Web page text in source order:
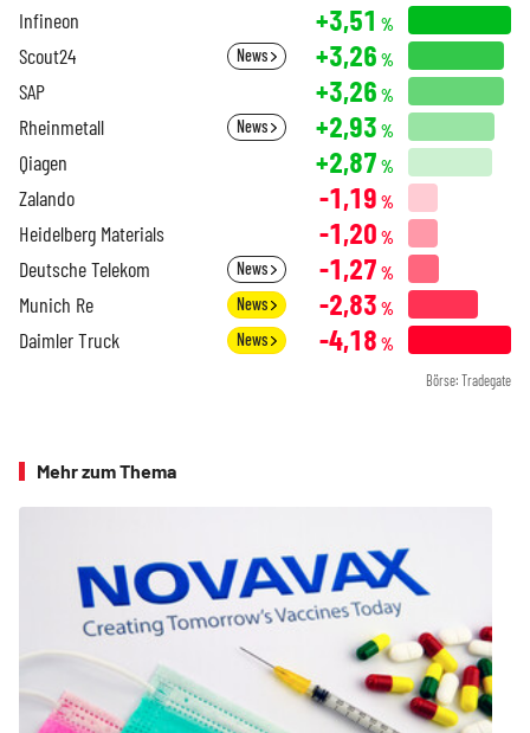
Infineon +3,51 %
Scout24 News +3,26 %
SAP +3,26 %
Rheinmetall News +2,93 %
Qiagen +2,87 %
Zalando -1,19 %
Heidelberg Materials -1,20 %
Deutsche Telekom News -1,27 %
Munich Re News -2,83 %
Daimler Truck News -4,18 %
Börse: Tradegate
Mehr zum Thema